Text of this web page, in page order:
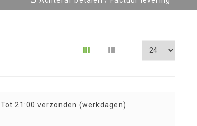
Tot 21:00 verzonden (werkdagen)